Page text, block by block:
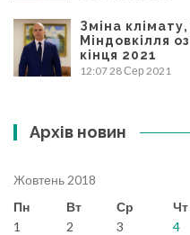
Зміна
Міндовкілля
кінця 2021
12:07 28 Сер 2021
Архів новин
Жовтень 2018
Пн
Вт Ср Чт
1
2 3 4